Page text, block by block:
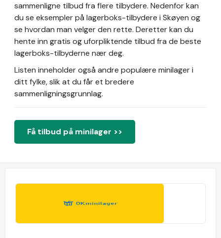
sammenligne tilbud fra flere tilbydere. Nedenfor kan
du se eksempler på lagerboks-tilbydere i Skøyen og
se hvordan man velger den rette. Deretter kan du
hente inn gratis og uforpliktende tilbud fra de beste
lagerboks-tilbyderne nær deg.
Listen inneholder også andre populære minilager i
ditt fylke, slik at du får et bredere
sammenligningsgrunnlag.
Få tilbud på minilager >>